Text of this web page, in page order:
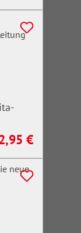
Preis:
€